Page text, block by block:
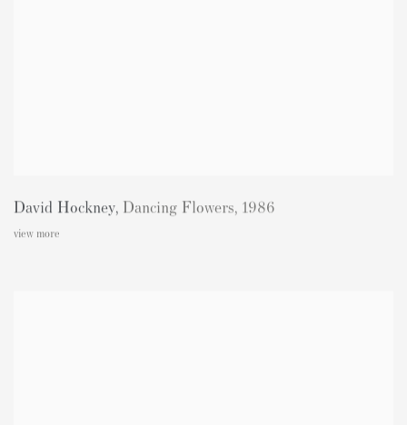
David Hockney, Dancing Flowers, 1986
view more